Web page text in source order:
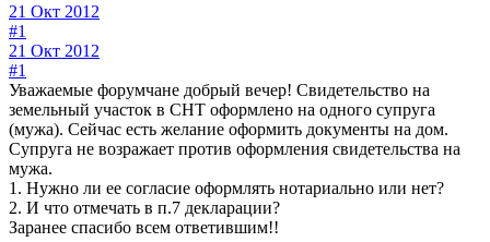
21 Окт 2012
#1
21 Окт 2012
#1
Уважаемые форумчане добрый вечер! Свидетельство на
земельный участок в СНТ оформлено на одного супруга
(мужа). Сейчас есть желание оформить документы на дом.
Супруга не возражает против оформления свидетельства на
мужа.
1. Нужно ли ее согласие оформлять нотариально или нет?
2. И что отмечать в п.7 декларации?
Заранее спасибо всем ответившим!!